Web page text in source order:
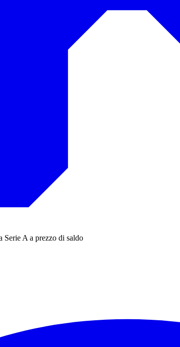
Serie A a prezzo di saldo